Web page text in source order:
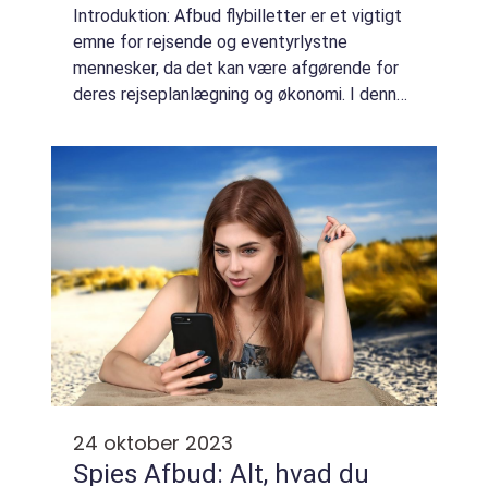
Introduktion: Afbud flybilletter er et vigtigt
emne for rejsende og eventyrlystne
mennesker, da det kan være afgørende for
deres rejseplanlægning og økonomi. I denne
vide om afbud flybilletter, hvordan ...
24 oktober 2023
Spies Afbud: Alt, hvad du